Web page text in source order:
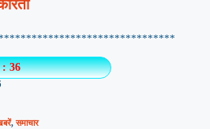
: 36
,समाचार